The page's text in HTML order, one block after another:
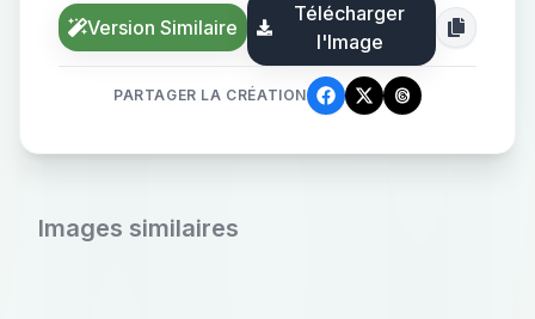
Version Similaire
Télécharger
l'Image
PARTAGER LA CRÉATION
Images similaires